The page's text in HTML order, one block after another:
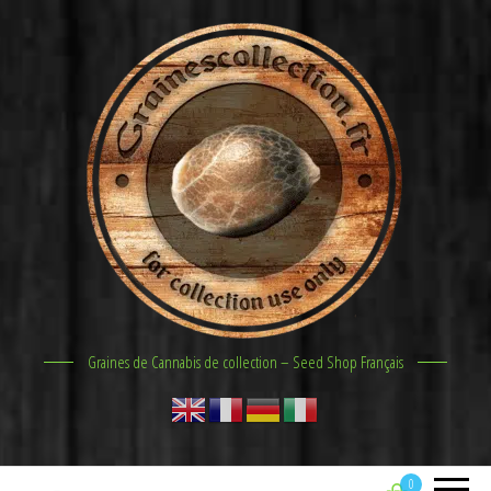
Graines de Cannabis de collection – Seed Shop Français
0